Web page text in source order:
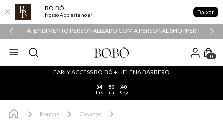
BO.BÔ
Nosso App está no ar! Baixar
ATENDIMENTO PERSONALIZADO COM A PERSONAL SHOPPER
0
EARLY ACCESS BO.BÔ + HELENA BARBERO
34
hrs
50
min
40
seg
Roupas
Casacos